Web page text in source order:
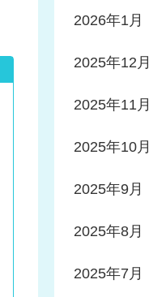
2026年1月
2025年12月
2025年11月
2025年10月
2025年9月
2025年8月
2025年7月